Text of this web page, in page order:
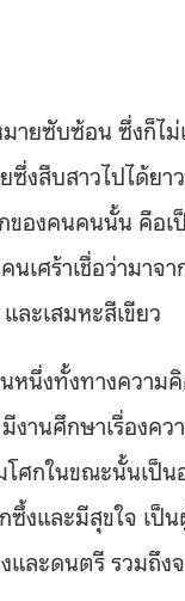
ยซับซ้อน ซึ่งก็ไ
ซึ่งสืบสาวไปได้ย
องคนคนนั้น คือ
นเศร้าเชื่อว่าม
ละเสมหะสีเขียว
นหนึ่งทั้งทางคว
านศึกษาเรื่องคว
โศกในขณะนั้นเป็น
งและมีสุขใจ เป็
และดนตรี รวมถึ